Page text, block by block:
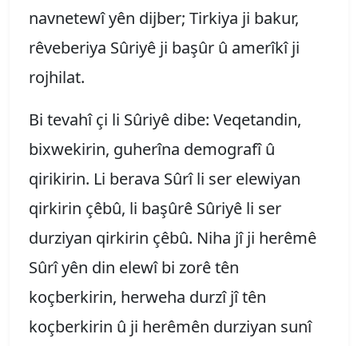
navnetewî yên dijber; Tirkiya ji bakur,
rêveberiya Sûriyê ji başûr û amerîkî ji
rojhilat.
Bi tevahî çi li Sûriyê dibe: Veqetandin,
bixwekirin, guherîna demografî û
qirikirin. Li berava Sûrî li ser elewiyan
qirkirin çêbû, li başûrê Sûriyê li ser
durziyan qirkirin çêbû. Niha jî ji herêmê
Sûrî yên din elewî bi zorê tên
koçberkirin, herweha durzî jî tên
koçberkirin û ji herêmên durziyan sunî